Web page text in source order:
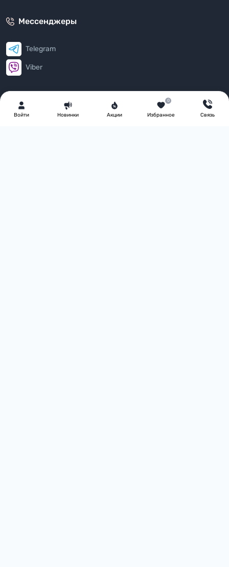
Войти Новинки Акции Избранное
0
Связь
Мессенджеры
Telegram
Viber
info@partymall.ua